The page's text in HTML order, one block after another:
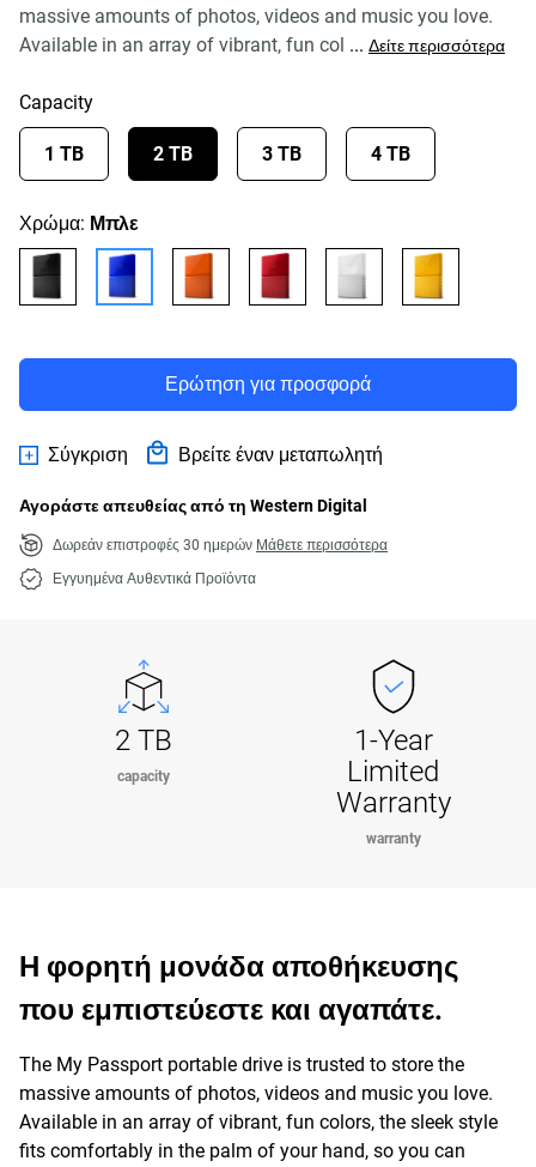
massive amounts of photos, videos and music you love.
Available in an array of vibrant, fun col ... Δείτε περισσότερα
Capacity
1 TB 2 TB 3 TB 4 TB
Χρώμα: Μπλε
Ερώτηση για προσφορά
Σύγκριση Βρείτε έναν μεταπωλητή
Αγοράστε απευθείας από τη Western Digital
Δωρεάν επιστροφές 30 ημερών Μάθετε περισσότερα
Εγγυημένα Αυθεντικά Προϊόντα
2 TB
capacity
1-Year
Limited
Warranty
warranty
Η φορητή μονάδα αποθήκευσης
που εμπιστεύεστε και αγαπάτε.
The My Passport portable drive is trusted to store the
massive amounts of photos, videos and music you love.
Available in an array of vibrant, fun colors, the sleek style
fits comfortably in the palm of your hand, so you can